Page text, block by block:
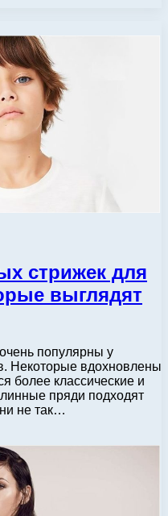
стрижек для
выглядят
популярны у
Некоторые вдохновлены
более классические и
пряди подходят
не так…